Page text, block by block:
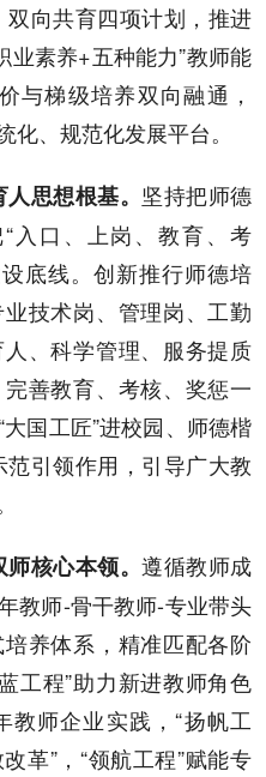
向共育四项计划，推进
业素养+五种能力”教师能
与梯级培养双向融通，
化、规范化发展平台。
思想根基。 坚持把师德
入口、上岗、教育、考
底线。创新推行师德培
技术岗、管理岗、工勤
、科学管理、服务提质
善教育、考核、奖惩一
国工匠”进校园、师德楷
引领作用，引导广大教
核心本领。 遵循教师成
教师-骨干教师-专业带头
养体系，精准匹配各阶
工程”助力新进教师角色
教师企业实践，“扬帆工
革”，“领航工程”赋能专